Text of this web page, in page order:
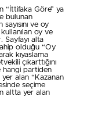
“İttifaka Göre” ya
bulunan
ve oy
oy ve
Sayfayı alta
olduğu “Oy
kıyaslama
çıkarttığını
hangi partiden
alan “Kazanan
seçime
altta yer alan